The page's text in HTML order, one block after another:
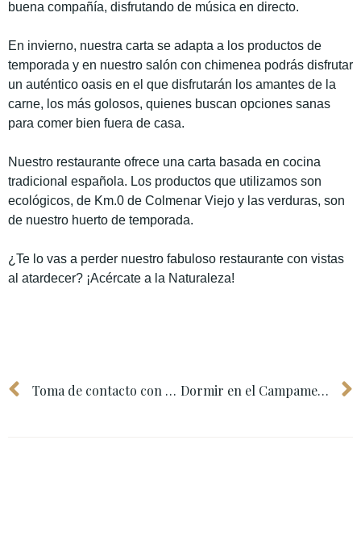
buena compañía, disfrutando de música en directo.
En invierno, nuestra carta se adapta a los productos de
temporada y en nuestro salón con chimenea podrás disfrutar
un auténtico oasis en el que disfrutarán los amantes de la
carne, los más golosos, quienes buscan opciones sanas
para comer bien fuera de casa.
Nuestro restaurante ofrece una carta basada en cocina
tradicional española. Los productos que utilizamos son
ecológicos, de Km.0 de Colmenar Viejo y las verduras, son
de nuestro huerto de temporada.
¿Te lo vas a perder nuestro fabuloso restaurante con vistas
al atardecer? ¡Acércate a la Naturaleza!
Toma de contacto con un Huerto en la Sierra de Madrid. Dormir en el Campamento de Verano Sierra Madrid Vistas Reales.